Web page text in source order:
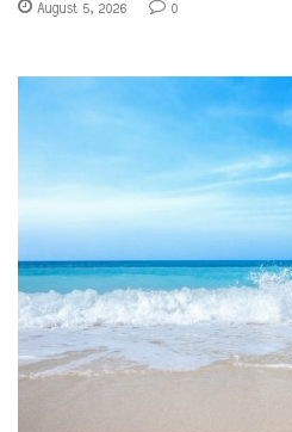
August 5, 2026 0